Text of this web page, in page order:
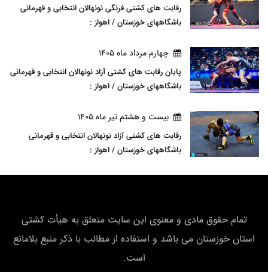
رقابت های کشتی فرنگی نونهالان انتخابی و قهرمانی
باشگاههای خوزستان / اهواز :
چهارم مرداد ماه 1405
پایان رقابت های کشتی آزاد نونهالان انتخابی و قهرمانی
باشگاههای خوزستان / اهواز :
بيست و هشتم تير ماه 1405
رقابت های کشتی آزاد نونهالان انتخابی و قهرمانی
باشگاههای خوزستان / اهواز :
تمام حقوق مادی و معنوی این سایت متعلق به هیأت كشتی
استان خوزستان می باشد و استفاده از مطالب با ذکر منبع بلامانع
است.